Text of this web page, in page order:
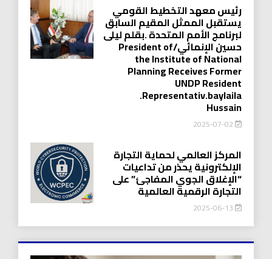
رئيس معهد التخطيط القومي
يستقبل الممثل المقيم السابق
لبرنامج الأمم المتحدة .بقلم ليلى
حسين الإنمائي/President of
the Institute of National
Planning Receives Former
UNDP Resident
.Representativ.baylaila
Hussain
2025-07-02
المركز العالمي لحماية التجارة
الإلكترونية يحذر من تداعيات
“الإغلاق الجوي المفاجئ” على
التجارة الرقمية العالمية
2025-06-13